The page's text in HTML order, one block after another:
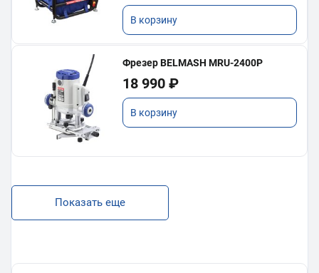
В корзину
Фрезер BELMASH MRU-2400P
18 990 ₽
В корзину
Показать еще